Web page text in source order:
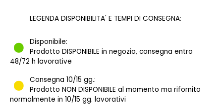
LEGENDA DISPONIBILITA' E TEMPI DI CONSEGNA:
Disponibile:
Prodotto DISPONIBILE in negozio, consegna entro
48/72 h lavorative
Consegna 10/15 gg.:
Prodotto NON DISPONIBILE al momento ma rifornito
normalmente in 10/15 gg. lavorativi